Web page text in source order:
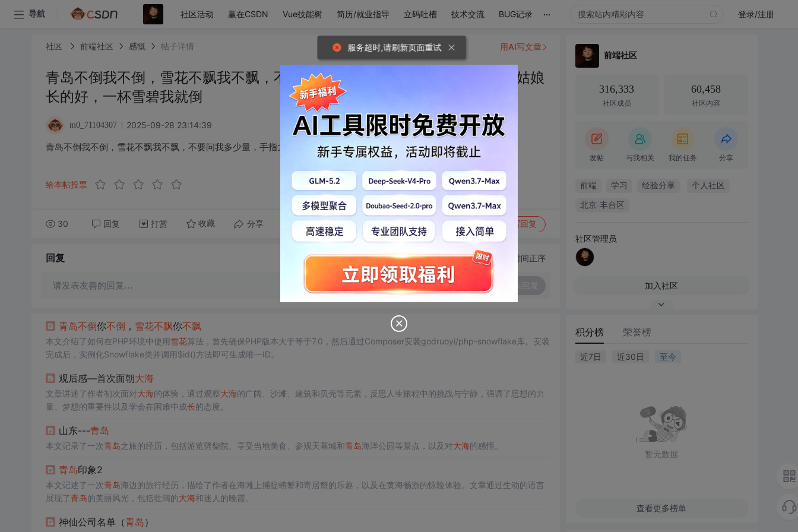
导航 社区活动 赢在CSDN Vue技能树 简历/就业指导 立码吐槽 技术交流 BUG记录 ... 登录/注册
社区 前端社区 感慨 帖子详情
青岛不倒我不倒，雪花不飘我不飘，不要问我多少量，手指大海方向，只要姑娘
长的好，一杯雪碧我就倒
m0_71104307 2025-09-28 23:14:39
青岛不倒我不倒，雪花不飘我不飘，不要问我多少量，手指大海方向，只要姑娘长的好，一杯雪碧我就倒
给本帖投票
30 回复 打赏 收藏 分享 转发到动态 举报 写回复
用AI写文章
回复 切换为时间正序
请发表友善的回复…
青岛不倒你不倒 ， 雪花不飘你不飘
本文介绍了如何在PHP环境中使用雪花算法，首先确保PHP版本大于等于7.0，然后通过Composer安装godruoyi/php-snowflake库。安装
完成后，实例化Snowflake类并调用$id()方法即可生成唯一ID。
观后感—首次面朝大海
文章讲述了作者初次面对大海的体验，通过观察大海的广阔、沙滩、建筑和贝壳等元素，反思人生旅程中的挑战与宁静，强调了思想的力
量、梦想的重要性以及学会在困难中成长的态度。
山东---青岛
本文记录了一次青岛之旅的经历，包括游览劈柴院、享受当地美食、参观天幕城和青岛海洋公园等景点，以及对大海的感悟。
青岛印象2
本文记述了一次青岛海边的旅行经历，描绘了作者在海滩上捕捉螃蟹和寄居蟹的乐趣，以及在黄海畅游的惊险体验。文章通过生动的语言
展现了青岛的美丽风光，包括壮阔的大海和迷人的晚霞。
神仙公司名单（青岛 ）
前端社区
316,333
社区成员
60,458
社区内容
发帖 与我相关 我的任务 分享
前端 学习 经验分享 个人社区
北京·丰台区
社区管理员
加入社区
积分榜 荣誉榜
近7日 近30日 至今
暂无数据
查看更多榜单
服务超时,请刷新页面重试